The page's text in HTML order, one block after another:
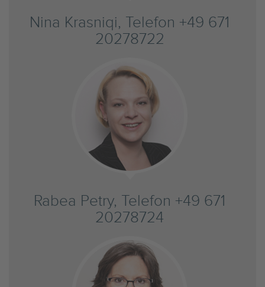
Nina Krasniqi, Telefon +49 671
20278722
Rabea Petry, Telefon +49 671
20278724